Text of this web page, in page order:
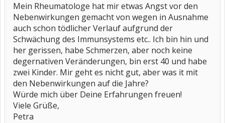
Mein Rheumatologe hat mir etwas Angst vor den
Nebenwirkungen gemacht von wegen in Ausnahme
auch schon tödlicher Verlauf aufgrund der
Schwächung des Immunsystems etc.. Ich bin hin und
her gerissen, habe Schmerzen, aber noch keine
degernativen Veränderungen, bin erst 40 und habe
zwei Kinder. Mir geht es nicht gut, aber was it mit
den Nebenwirkungen auf die Jahre?
Würde mich über Deine Erfahrungen freuen!
Viele Grüße,
Petra